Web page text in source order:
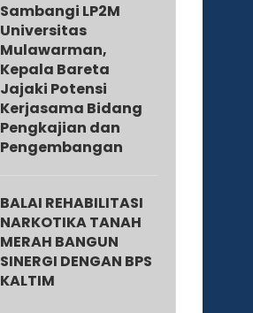
Sambangi LP2M
Universitas
Mulawarman,
Kepala Bareta
Jajaki Potensi
Kerjasama Bidang
Pengkajian dan
Pengembangan
BALAI REHABILITASI
NARKOTIKA TANAH
MERAH BANGUN
SINERGI DENGAN BPS
KALTIM